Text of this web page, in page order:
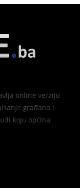
online verziju
građana i
koju općina